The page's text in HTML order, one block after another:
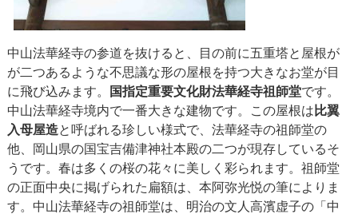
中山法華経寺の参道を抜けると、目の前に五重塔と屋根が
が二つあるような不思議な形の屋根を持つ大きなお堂が目
に飛び込みます。
国指定重要文化財法華経寺祖師堂です。
中山法華経寺境内で一番大きな建物です。この屋根は 比翼
入母屋造と呼ばれる珍しい様式で、法華経寺の祖師堂の
他、岡山県の国宝吉備津神社本殿の二つが現存しているそ
うです。春は多くの桜の花々に美しく彩られます。祖師堂
の正面中央に掲げられた扁額は、本阿弥光悦の筆によりま
す。中山法華経寺の祖師堂は、明治の文人高濱虚子の「中